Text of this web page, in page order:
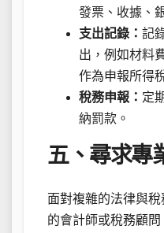
發票、收據、
支出記錄： 記
出，例如材料
作為申報所得
稅務申報： 定
納罰款。
五、尋求專
面對複雜的法律與
的會計師或稅務顧